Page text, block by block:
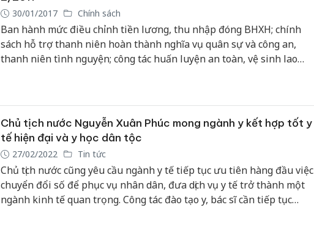
30/01/2017 Chính sách
Ban hành mức điều chỉnh tiền lương, thu nhập đóng BHXH; chính
sách hỗ trợ thanh niên hoàn thành nghĩa vụ quân sự và công an,
thanh niên tình nguyện; công tác huấn luyện an toàn, vệ sinh lao
Chủ tịch nước Nguyễn Xuân Phúc mong ngành y kết hợp tốt y
tế hiện đại và y học dân tộc
27/02/2022 Tin tức
Chủ tịch nước cũng yêu cầu ngành y tế tiếp tục ưu tiên hàng đầu việc
chuyển đổi số để phục vụ nhân dân, đưa dịch vụ y tế trở thành một
ngành kinh tế quan trọng. Công tác đào tạo y, bác sĩ cần tiếp tục